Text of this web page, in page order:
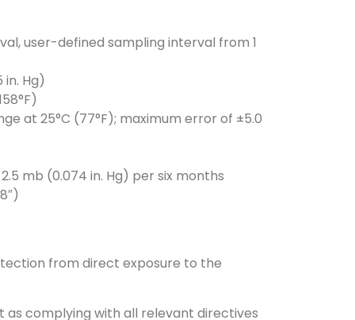
user-defined sampling interval from 1
in. Hg)
at 25°C (77°F); maximum error of ±5.0
mb (0.074 in. Hg) per six months
from direct exposure to the
as complying with all relevant directives